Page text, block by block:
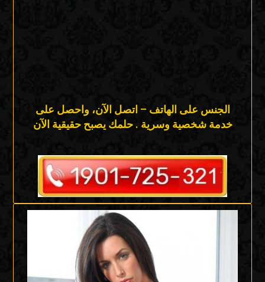
الجنس على الهاتف – اتصل الآن، واحصل على
خدمة شخصية وسرية . حلمك يصبح حقيقية الآن